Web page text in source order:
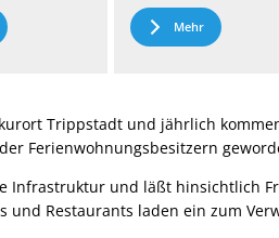
Mehr
Trippstadt und jährlich
Ferienwohnungsbesitzern
Infrastruktur und läßt hinsichtlich
und Restaurants laden ein zum